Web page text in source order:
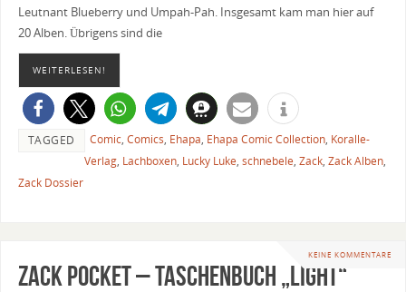
Leutnant Blueberry und Umpah-Pah. Insgesamt kam man hier auf
20 Alben. Übrigens sind die
WEITERLESEN!
TAGGED Comic, Comics, Ehapa, Ehapa Comic Collection, Koralle-
Verlag, Lachboxen, Lucky Luke, schnebele, Zack, Zack Alben,
Zack Dossier
KEINE KOMMENTARE
Zack Pocket – Taschenbuch „light“